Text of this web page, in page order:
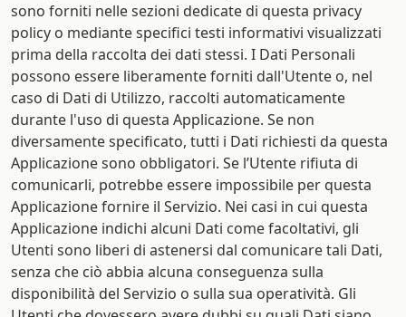
sono forniti nelle sezioni dedicate di questa privacy
policy o mediante specifici testi informativi visualizzati
prima della raccolta dei dati stessi. I Dati Personali
possono essere liberamente forniti dall'Utente o, nel
caso di Dati di Utilizzo, raccolti automaticamente
durante l'uso di questa Applicazione. Se non
diversamente specificato, tutti i Dati richiesti da questa
Applicazione sono obbligatori. Se l’Utente rifiuta di
comunicarli, potrebbe essere impossibile per questa
Applicazione fornire il Servizio. Nei casi in cui questa
Applicazione indichi alcuni Dati come facoltativi, gli
Utenti sono liberi di astenersi dal comunicare tali Dati,
senza che ciò abbia alcuna conseguenza sulla
disponibilità del Servizio o sulla sua operatività. Gli